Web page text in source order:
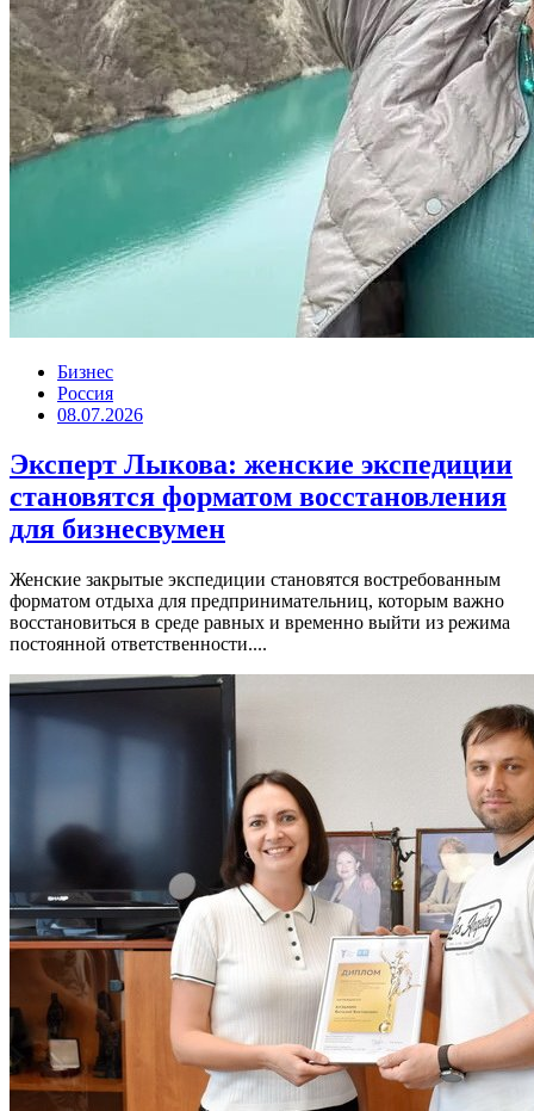
Бизнес
Россия
08.07.2026
Эксперт Лыкова: женские экспедиции
становятся форматом восстановления
для бизнесвумен
Женские закрытые экспедиции становятся востребованным
форматом отдыха для предпринимательниц, которым важно
восстановиться в среде равных и временно выйти из режима
постоянной ответственности....